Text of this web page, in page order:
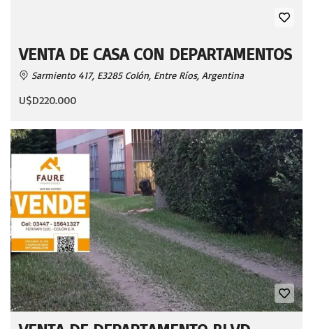
VENTA DE CASA CON DEPARTAMENTOS
Sarmiento 417, E3285 Colón, Entre Ríos, Argentina
U$D220.000